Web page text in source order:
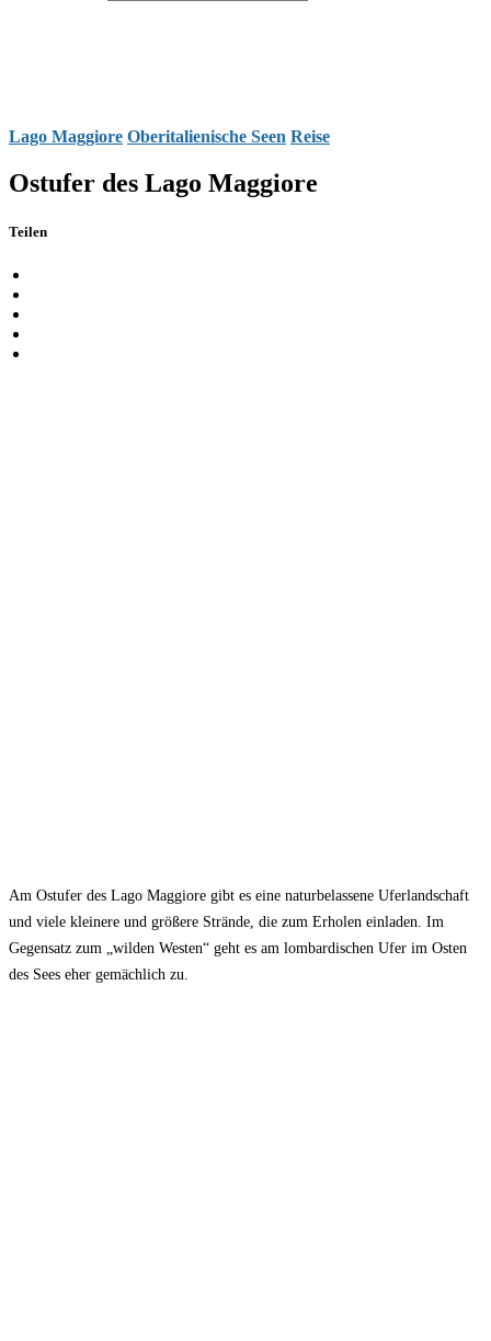
Lago Maggiore Oberitalienische Seen Reise
Ostufer des Lago Maggiore
Teilen
Am Ostufer des Lago Maggiore gibt es eine naturbelassene Uferlandschaft
und viele kleinere und größere Strände, die zum Erholen einladen. Im
Gegensatz zum „wilden Westen“ geht es am lombardischen Ufer im Osten
des Sees eher gemächlich zu.